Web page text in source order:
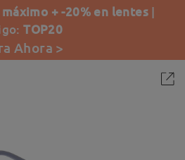
máximo + -20% en lentes |
TOP20
Ahora >